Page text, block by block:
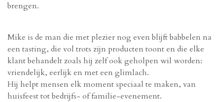
brengen.
Mike is de man die met plezier nog even blijft babbelen na
een tasting, die vol trots zijn producten toont en die elke
klant behandelt zoals hij zelf ook geholpen wil worden:
vriendelijk, eerlijk en met een glimlach.
Hij helpt mensen elk moment speciaal te maken, van
huisfeest tot bedrijfs- of familie-evenement.